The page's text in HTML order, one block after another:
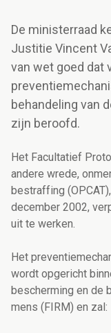
De ministerraad
Justitie Vincent
van wet goed dat
behandeling van
zijn beroofd.
Het Facultatief
andere wrede,
bestraffing
december 2002,
uit te werken.
Het
wordt opgericht
bescherming en de
mens (FIRM) en zal: